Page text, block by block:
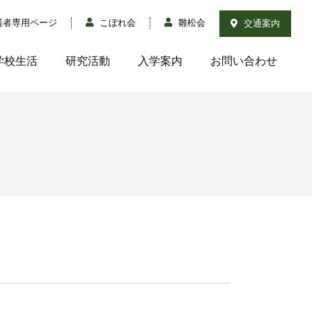
専用ページ こぼれ会 雛松会 交通案内
校生活 研究活動 入学案内 お問い合わせ